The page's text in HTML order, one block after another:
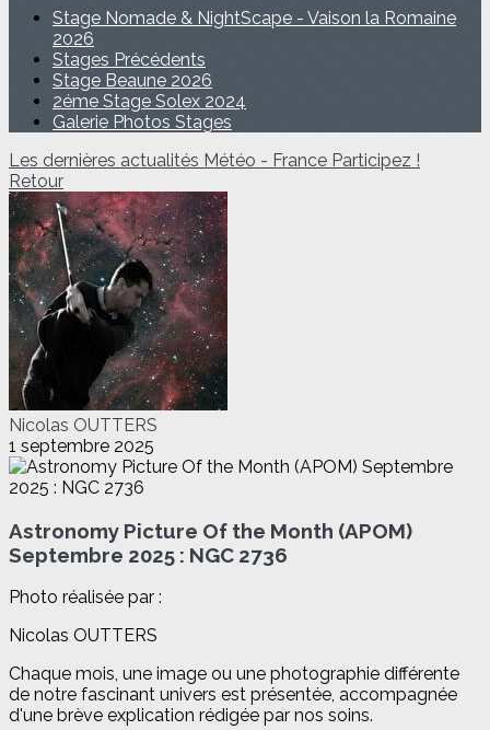
Stage Nomade & NightScape - Vaison la Romaine
2026
Stages Précédents
Stage Beaune 2026
2éme Stage Solex 2024
Galerie Photos Stages
Les dernières actualités Météo - France Participez !
Retour
Nicolas OUTTERS
1 septembre 2025
Astronomy Picture Of the Month (APOM)
Septembre 2025 : NGC 2736
Photo réalisée par :
Nicolas OUTTERS
Chaque mois, une image ou une photographie différente
de notre fascinant univers est présentée, accompagnée
d'une brève explication rédigée par nos soins.